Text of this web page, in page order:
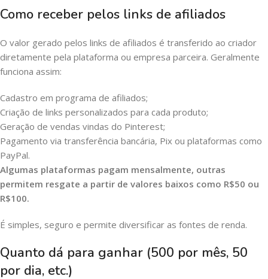
Como receber pelos links de afiliados
O valor gerado pelos links de afiliados é transferido ao criador
diretamente pela plataforma ou empresa parceira. Geralmente
funciona assim:
Cadastro em programa de afiliados;
Criação de links personalizados para cada produto;
Geração de vendas vindas do Pinterest;
Pagamento via transferência bancária, Pix ou plataformas como
PayPal.
Algumas plataformas pagam mensalmente, outras
permitem resgate a partir de valores baixos como R$50 ou
R$100.
É simples, seguro e permite diversificar as fontes de renda.
Quanto dá para ganhar (500 por mês, 50
por dia, etc.)